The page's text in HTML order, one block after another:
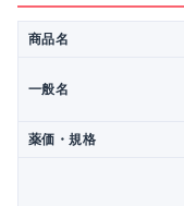
商品名
一般名
薬価・規格